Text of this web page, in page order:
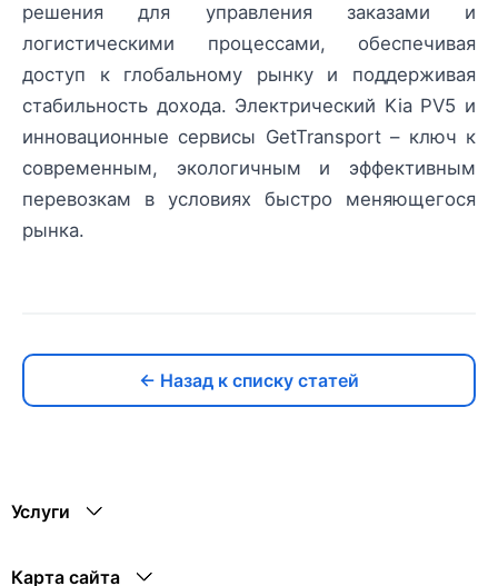
решения для управления заказами и
логистическими процессами, обеспечивая
доступ к глобальному рынку и поддерживая
стабильность дохода. Электрический Kia PV5 и
инновационные сервисы GetTransport – ключ к
современным, экологичным и эффективным
перевозкам в условиях быстро меняющегося
рынка.
← Назад к списку статей
Услуги
Карта сайта